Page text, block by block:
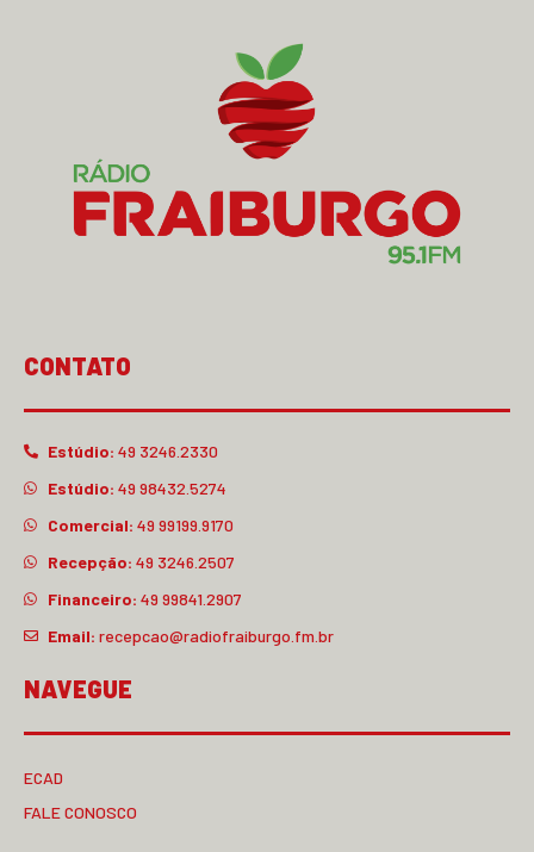
CONTATO
Estúdio: 49 3246.2330
Estúdio: 49 98432.5274
Comercial: 49 99199.9170
Recepção: 49 3246.2507
Financeiro: 49 99841.2907
Email: recepcao@radiofraiburgo.fm.br
NAVEGUE
ECAD
FALE CONOSCO